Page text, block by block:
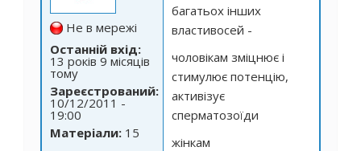
Не в мережі
Останній вхід:
13 років 9 місяців
тому
Зареєстрований:
10/12/2011 -
19:00
Матеріали: 15
багатьох інших
властивосей -
чоловікам зміцнює і
стимулює потенцію,
активізує
сперматозоїди
жінкам